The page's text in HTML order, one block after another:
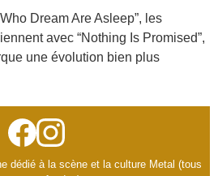
Dream Are Asleep”, les
avec “Nothing Is Promised”,
une évolution bien plus
dédié à la scène et la culture Metal (tous